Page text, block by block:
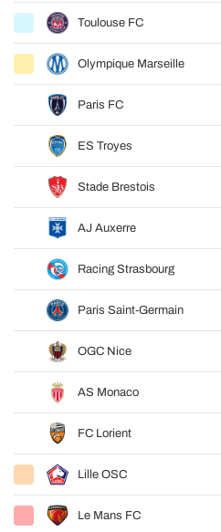
Toulouse FC
Olympique Marseille
Paris FC
ES Troyes
Stade Brestois
AJ Auxerre
Racing Strasbourg
Paris Saint-Germain
OGC Nice
AS Monaco
FC Lorient
Lille OSC
Le Mans FC